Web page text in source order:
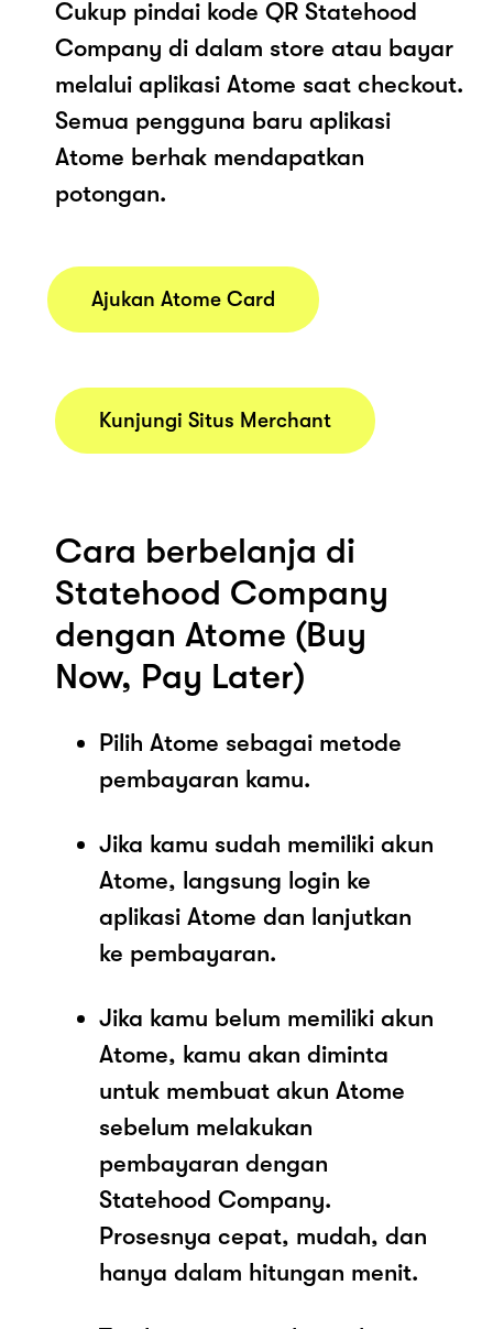
Cukup pindai kode QR Statehood
Company di dalam store atau bayar
melalui aplikasi Atome saat checkout.
Semua pengguna baru aplikasi
Atome berhak mendapatkan
potongan.
Ajukan Atome Card
Kunjungi Situs Merchant
Cara berbelanja di
Statehood Company
dengan Atome (Buy
Now, Pay Later)
Pilih Atome sebagai metode
pembayaran kamu.
Jika kamu sudah memiliki akun
Atome, langsung login ke
aplikasi Atome dan lanjutkan
ke pembayaran.
Jika kamu belum memiliki akun
Atome, kamu akan diminta
untuk membuat akun Atome
sebelum melakukan
pembayaran dengan
Statehood Company.
Prosesnya cepat, mudah, dan
hanya dalam hitungan menit.